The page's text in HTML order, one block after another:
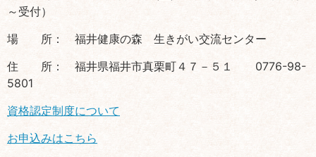
～受付）
場 所： 福井健康の森 生きがい交流センター
住 所： 福井県福井市真栗町４７－５１ 0776-98-
5801
資格認定制度について
お申込みはこちら